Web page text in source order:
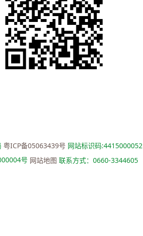
粤ICP备05063439号 网站标识码:4415000052
号 网站地图 联系方式：0660-3344605